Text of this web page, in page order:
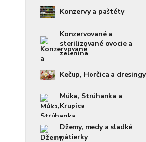
Konzervy a paštéty
Konzervované a
sterilizované ovocie a
zelenina
Kečup, Horčica a dresingy
Múka, Strúhanka a
Krupica
Džemy, medy a sladké
nátierky